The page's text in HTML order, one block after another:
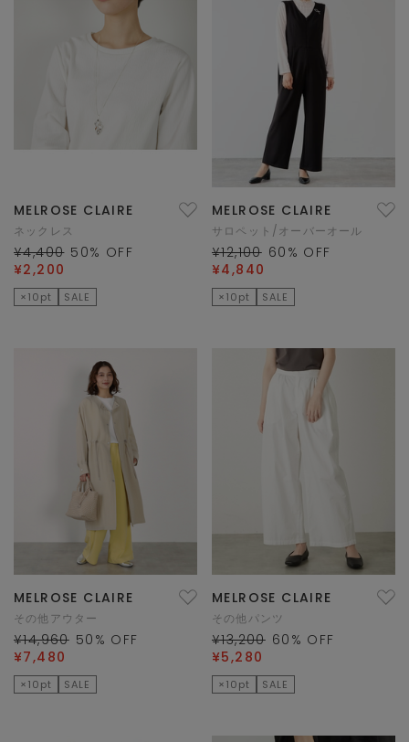
MELROSE CLAIRE
ネックレス
¥4,400 50% OFF
¥2,200
×10pt SALE
MELROSE CLAIRE
サロペット/オーバーオール
¥12,100 60 % OFF
¥4,840
×10pt SALE
MELROSE CLAIRE
その他アウター
¥14,960 50 % OFF
¥7,480
×10pt SALE
MELROSE CLAIRE
その他パンツ
¥13,200 60 % OFF
¥5,280
×10pt SALE